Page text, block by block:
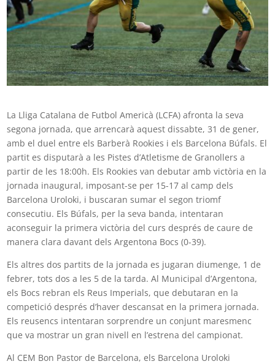
La Lliga Catalana de Futbol Americà (LCFA) afronta la seva
segona jornada, que arrencarà aquest dissabte, 31 de gener,
amb el duel entre els Barberà Rookies i els Barcelona Búfals. El
partit es disputarà a les Pistes d’Atletisme de Granollers a
partir de les 18:00h. Els Rookies van debutar amb victòria en la
jornada inaugural, imposant-se per 15-17 al camp dels
Barcelona Uroloki, i buscaran sumar el segon triomf
consecutiu. Els Búfals, per la seva banda, intentaran
aconseguir la primera victòria del curs després de caure de
manera clara davant dels Argentona Bocs (0-39).
Els altres dos partits de la jornada es jugaran diumenge, 1 de
febrer, tots dos a les 5 de la tarda. Al Municipal d’Argentona,
els Bocs rebran els Reus Imperials, que debutaran en la
competició després d’haver descansat en la primera jornada.
Els reusencs intentaran sorprendre un conjunt maresmenc
que va mostrar un gran nivell en l’estrena del campionat.
Al CEM Bon Pastor de Barcelona, els Barcelona Uroloki